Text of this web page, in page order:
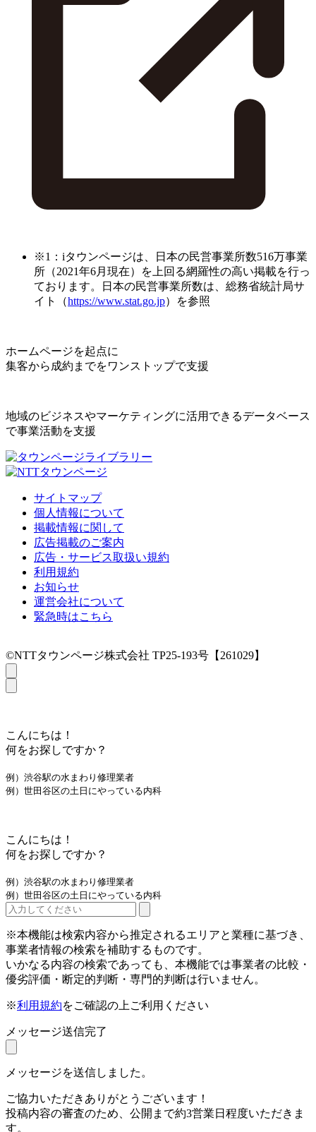
※1：iタウンページは、日本の民営事業所数516万事業
所（2021年6月現在）を上回る網羅性の高い掲載を行っ
ております。日本の民営事業所数は、総務省統計局サ
イト（https://www.stat.go.jp）を参照
ホームページを起点に
集客から成約までをワンストップで支援
地域のビジネスやマーケティングに活用できるデータベース
で事業活動を支援
サイトマップ
個人情報について
掲載情報に関して
広告掲載のご案内
広告・サービス取扱い規約
利用規約
お知らせ
運営会社について
緊急時はこちら
©NTTタウンページ株式会社 TP25-193号【261029】
こんにちは！
何をお探しですか？
例）渋谷駅の水まわり修理業者
例）世田谷区の土日にやっている内科
こんにちは！
何をお探しですか？
例）渋谷駅の水まわり修理業者
例）世田谷区の土日にやっている内科
※本機能は検索内容から推定されるエリアと業種に基づき、
事業者情報の検索を補助するものです。
いかなる内容の検索であっても、本機能では事業者の比較・
優劣評価・断定的判断・専門的判断は行いません。
※利用規約をご確認の上ご利用ください
メッセージ送信完了
メッセージを送信しました。
ご協力いただきありがとうございます！
投稿内容の審査のため、公開まで約3営業日程度いただきま
す。